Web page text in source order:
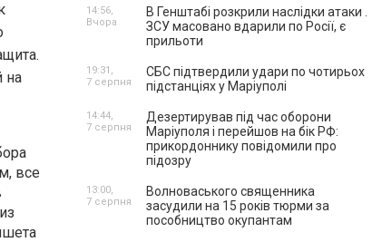
на
все
В Генштабі розкрили наслідки атаки .
ЗСУ масовано вдарили по Росії, є
прильоти
14:56,
Вчора
СБС підтвердили удари по чотирьох
підстанціях у Маріуполі
19:31,
7 серпня
Дезертирував під час оборони
Маріуполя і перейшов на бік РФ:
прикордоннику повідомили про
підозру
14:44,
7 серпня
Волноваського священника
засудили на 15 років тюрми за
пособництво окупантам
13:00,
7 серпня